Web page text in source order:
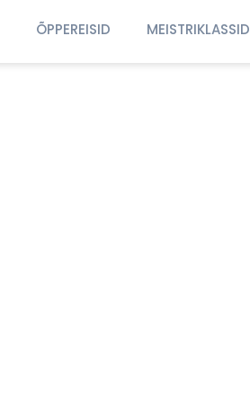
ÕPPEREISID MEISTRIKLASSID